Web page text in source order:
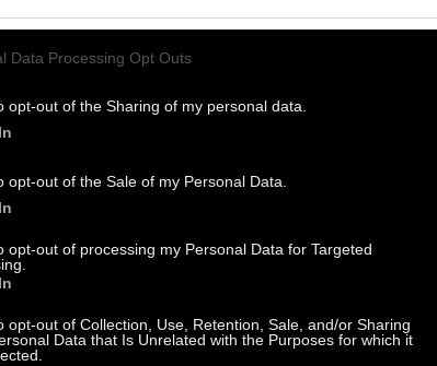
Data Processing Opt Outs
opt-out of the Sharing of my personal data.
opt-out of the Sale of my Personal Data.
opt-out of processing my Personal Data for Targeted
opt-out of Collection, Use, Retention, Sale, and/or Sharing
Data that Is Unrelated with the Purposes for which it
Es είναι Dj και παραγωγός από την Πάτρα. Τα
5 χρόνια οργανώνει το "Sunday Sessions"
τους πιο γνωστούς εκπροσώπους του